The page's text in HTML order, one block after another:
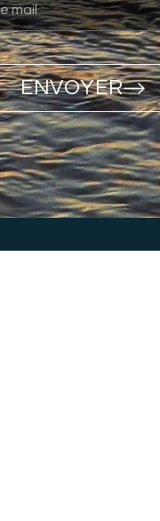
ENVOYER